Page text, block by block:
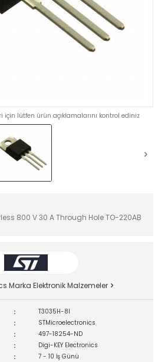
800 V 30 A Through Hole TO-220AB
lütfen ürün açıklamalarını kontrol ediniz
Marka Elektronik Malzemeler
: T3035H-8I
: STMicroelectronics
: 497-18254-ND
: Digi-KEY Electronics
: 7 - 10 İş Günü